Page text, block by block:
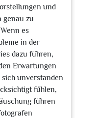
und
genau zu
es
in der
dazu führen,
Erwartungen
unverstanden
fühlen,
führen